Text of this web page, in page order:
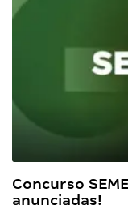
Concurso
anunciadas!